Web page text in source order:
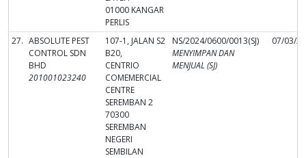
01000 KANGAR
PERLIS
27. ABSOLUTE PEST
CONTROL SDN
BHD
201001023240
107-1, JALAN S2
B20,
CENTRIO
COMEMERCIAL
CENTRE
SEREMBAN 2
70300
SEREMBAN
NEGERI
SEMBILAN
NS/2024/0600/0013(SJ)
MENYIMPAN DAN
MENJUAL (SJ)
07/03/